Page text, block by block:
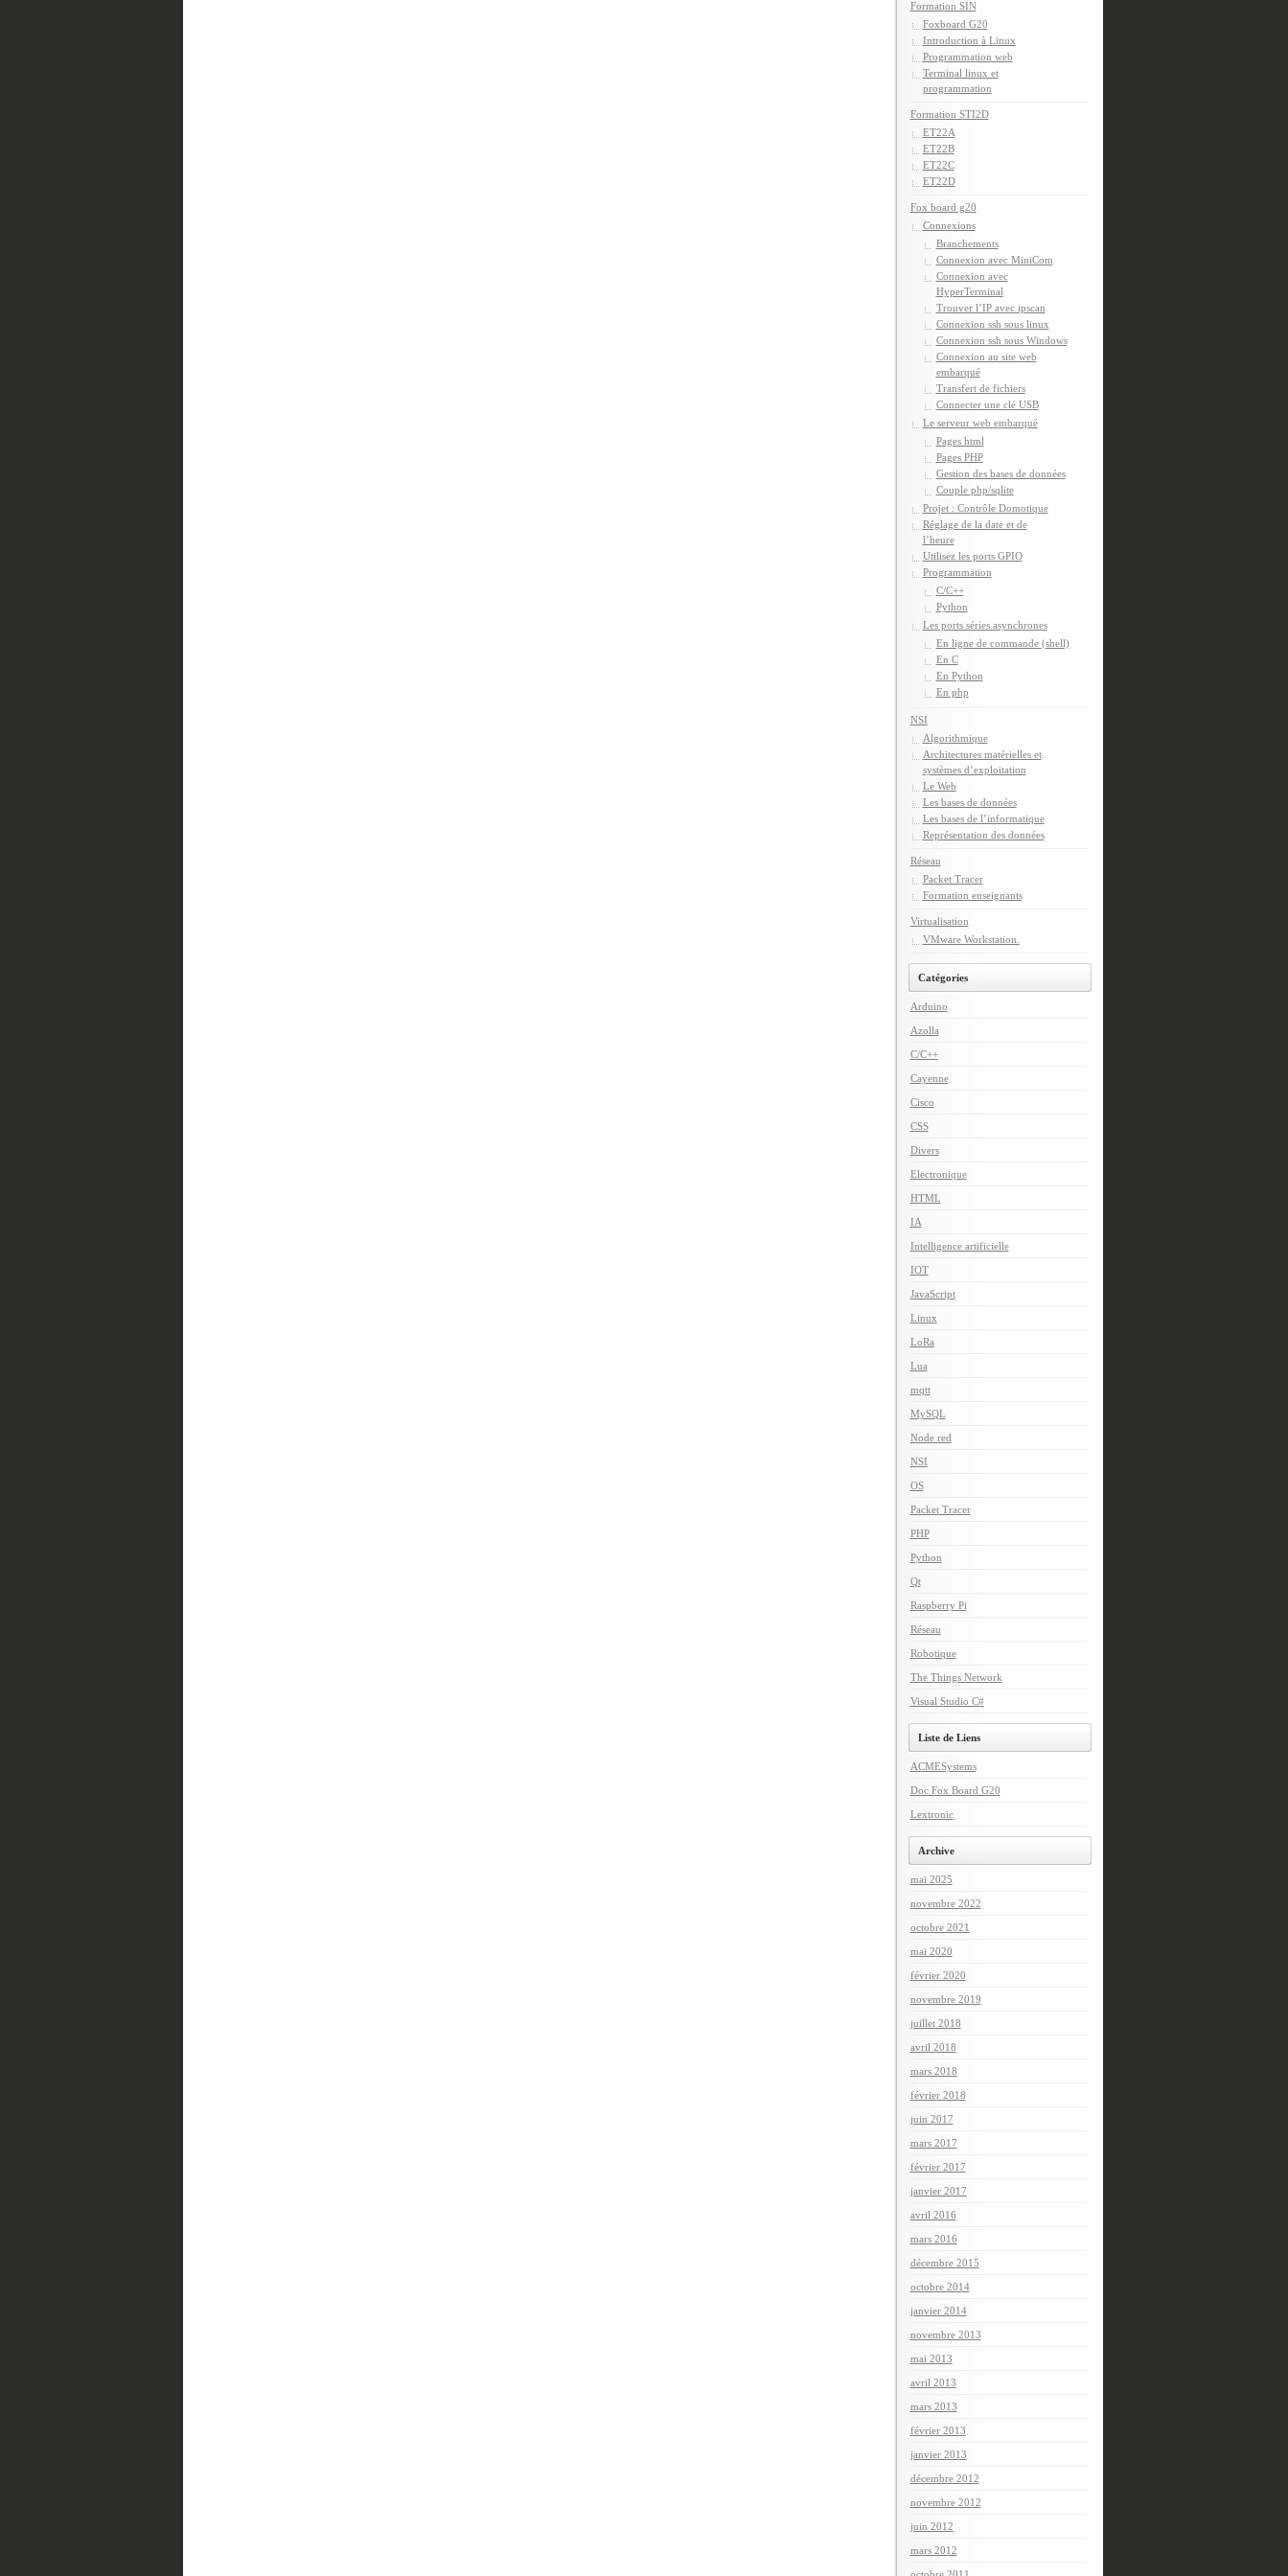
Formation SIN
Foxboard G20
Introduction à Linux
Programmation web
Terminal linux et
programmation
Formation STI2D
ET22A
ET22B
ET22C
ET22D
Fox board g20
Connexions
Branchements
Connexion avec MiniCom
Connexion avec
HyperTerminal
Trouver l’IP avec ipscan
Connexion ssh sous linux
Connexion ssh sous Windows
Connexion au site web
embarqué
Transfert de fichiers
Connecter une clé USB
Le serveur web embarqué
Pages html
Pages PHP
Gestion des bases de données
Couple php/sqlite
Projet : Contrôle Domotique
Réglage de la date et de
l’heure
Utilisez les ports GPIO
Programmation
C/C++
Python
Les ports séries asynchrones
En ligne de commande (shell)
En C
En Python
En php
NSI
Algorithmique
Architectures matérielles et
systèmes d’exploitation
Le Web
Les bases de données
Les bases de l’informatique
Représentation des données
Réseau
Packet Tracer
Formation enseignants
Virtualisation
VMware Workstation.
Catégories
Arduino
Azolla
C/C++
Cayenne
Cisco
CSS
Divers
Electronique
HTML
IA
Intelligence artificielle
IOT
JavaScript
Linux
LoRa
Lua
mqtt
MySQL
Node red
NSI
OS
Packet Tracer
PHP
Python
Qt
Raspberry Pi
Réseau
Robotique
The Things Network
Visual Studio C#
Liste de Liens
ACMESystems
Doc Fox Board G20
Lextronic
Archive
mai 2025
novembre 2022
octobre 2021
mai 2020
février 2020
novembre 2019
juillet 2018
avril 2018
mars 2018
février 2018
juin 2017
mars 2017
février 2017
janvier 2017
avril 2016
mars 2016
décembre 2015
octobre 2014
janvier 2014
novembre 2013
mai 2013
avril 2013
mars 2013
février 2013
janvier 2013
décembre 2012
novembre 2012
juin 2012
mars 2012